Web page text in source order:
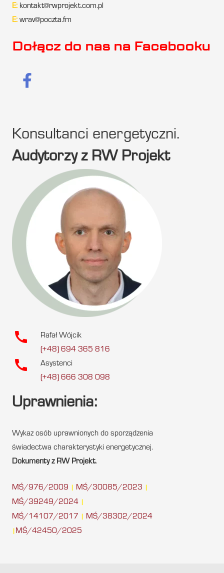
E: kontakt@rwprojekt.com.pl
E: wrav@poczta.fm
Dołącz do nas na Facebooku
Konsultanci energetyczni.
Audytorzy z RW Projekt
call
Rafał Wójcik
(+48) 694 365 816
call
Asystenci
(+48) 666 308 098
Uprawnienia:
Wykaz osób uprawnionych do sporządzenia
świadectwa charakterystyki energetycznej.
Dokumenty z RW Projekt.
MŚ/976/2009 MŚ/30085/2023
MŚ/39249/2024
MŚ/14107/2017 MŚ/38302/2024
MŚ/42450/2025